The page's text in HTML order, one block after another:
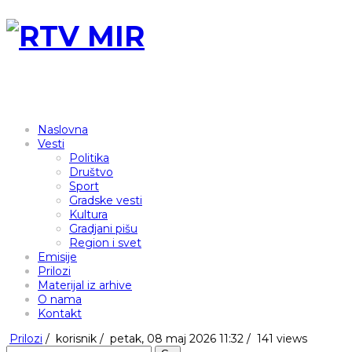
Naslovna
Vesti
Politika
Društvo
Sport
Gradske vesti
Kultura
Gradjani pišu
Region i svet
Emisije
Prilozi
Materijal iz arhive
O nama
Kontakt
Prilozi / korisnik / petak, 08 maj 2026 11:32 / 141 views